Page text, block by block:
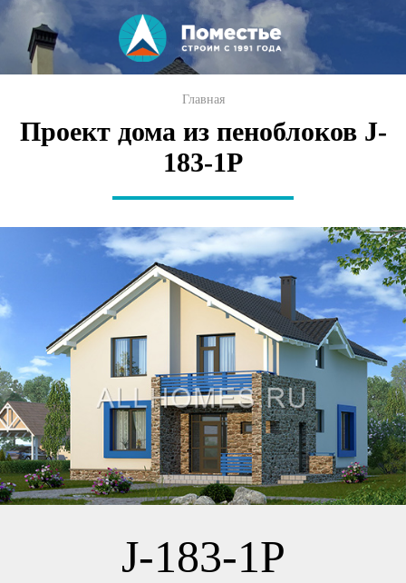
Перейти к
основному
содержанию
Главная
Проект дома из пеноблоков J-
183-1P
J-183-1P